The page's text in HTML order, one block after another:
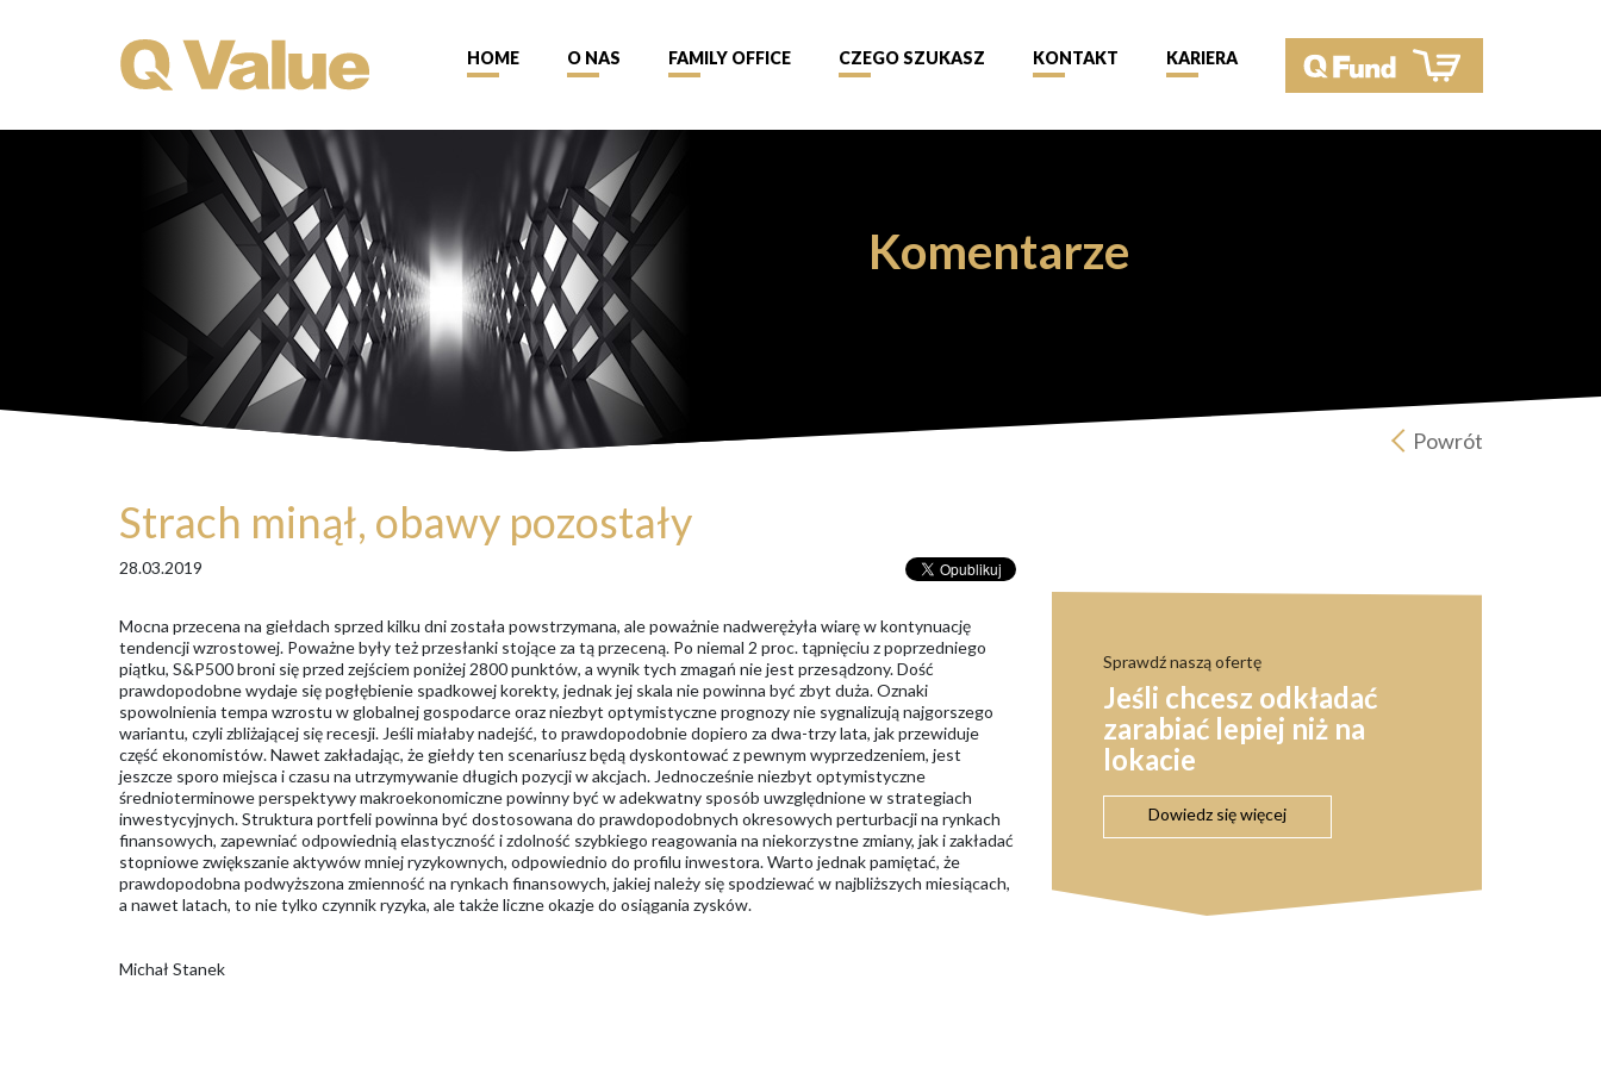
HOME O NAS FAMILY OFFICE CZEGO SZUKASZ KONTAKT KARIERA
Komentarze
Powrót
Strach minął, obawy pozostały
28.03.2019
Mocna przecena na giełdach sprzed kilku dni została powstrzymana, ale poważnie nadwerężyła wiarę w kontynuację
tendencji wzrostowej. Poważne były też przesłanki stojące za tą przeceną. Po niemal 2 proc. tąpnięciu z poprzedniego
piątku, S&P500 broni się przed zejściem poniżej 2800 punktów, a wynik tych zmagań nie jest przesądzony. Dość
prawdopodobne wydaje się pogłębienie spadkowej korekty, jednak jej skala nie powinna być zbyt duża. Oznaki
spowolnienia tempa wzrostu w globalnej gospodarce oraz niezbyt optymistyczne prognozy nie sygnalizują najgorszego
wariantu, czyli zbliżającej się recesji. Jeśli miałaby nadejść, to prawdopodobnie dopiero za dwa-trzy lata, jak przewiduje
część ekonomistów. Nawet zakładając, że giełdy ten scenariusz będą dyskontować z pewnym wyprzedzeniem, jest
jeszcze sporo miejsca i czasu na utrzymywanie długich pozycji w akcjach. Jednocześnie niezbyt optymistyczne
średnioterminowe perspektywy makroekonomiczne powinny być w adekwatny sposób uwzględnione w strategiach
inwestycyjnych. Struktura portfeli powinna być dostosowana do prawdopodobnych okresowych perturbacji na rynkach
finansowych, zapewniać odpowiednią elastyczność i zdolność szybkiego reagowania na niekorzystne zmiany, jak i zakładać
stopniowe zwiększanie aktywów mniej ryzykownych, odpowiednio do profilu inwestora. Warto jednak pamiętać, że
prawdopodobna podwyższona zmienność na rynkach finansowych, jakiej należy się spodziewać w najbliższych miesiącach,
a nawet latach, to nie tylko czynnik ryzyka, ale także liczne okazje do osiągania zysków.
Michał Stanek
Sprawdź naszą ofertę
Jeśli chcesz odkładać
zarabiać lepiej niż na
lokacie
Dowiedz się więcej